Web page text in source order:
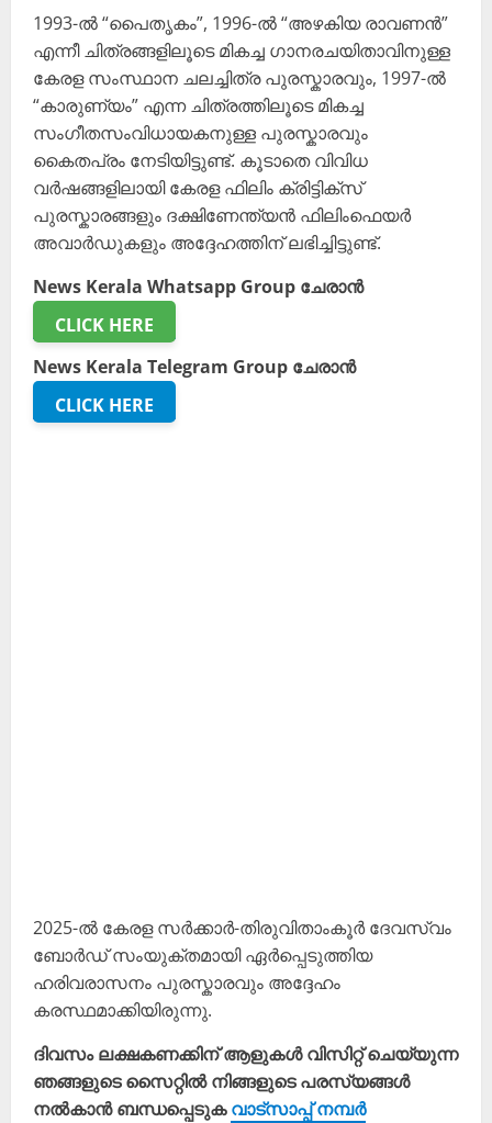
1993-ൽ “പൈതൃകം”, 1996-ൽ “അഴകിയ രാവണൻ”
എന്നീ ചിത്രങ്ങളിലൂടെ മികച്ച ഗാനരചയിതാവിനുള്ള
കേരള സംസ്ഥാന ചലച്ചിത്ര പുരസ്കാരവും, 1997-ൽ
“കാരുണ്യം” എന്ന ചിത്രത്തിലൂടെ മികച്ച
സംഗീതസംവിധായകനുള്ള പുരസ്കാരവും
കൈതപ്രം നേടിയിട്ടുണ്ട്. കൂടാതെ വിവിധ
വർഷങ്ങളിലായി കേരള ഫിലിം ക്രിട്ടിക്സ്
പുരസ്കാരങ്ങളും ദക്ഷിണേന്ത്യൻ ഫിലിംഫെയർ
അവാർഡുകളും അദ്ദേഹത്തിന് ലഭിച്ചിട്ടുണ്ട്.
News Kerala Whatsapp Group ചേരാൻ
CLICK HERE
News Kerala Telegram Group ചേരാൻ
CLICK HERE
2025-ൽ കേരള സർക്കാർ-തിരുവിതാംകൂർ ദേവസ്വം
ബോർഡ് സംയുക്തമായി ഏർപ്പെടുത്തിയ
ഹരിവരാസനം പുരസ്കാരവും അദ്ദേഹം
കരസ്ഥമാക്കിയിരുന്നു.
ദിവസം ലക്ഷകണക്കിന് ആളുകൾ വിസിറ്റ് ചെയ്യുന്ന
ഞങ്ങളുടെ സൈറ്റിൽ നിങ്ങളുടെ പരസ്യങ്ങൾ
നൽകാൻ ബന്ധപ്പെടുകവാട്സാപ്പ് നമ്പർ